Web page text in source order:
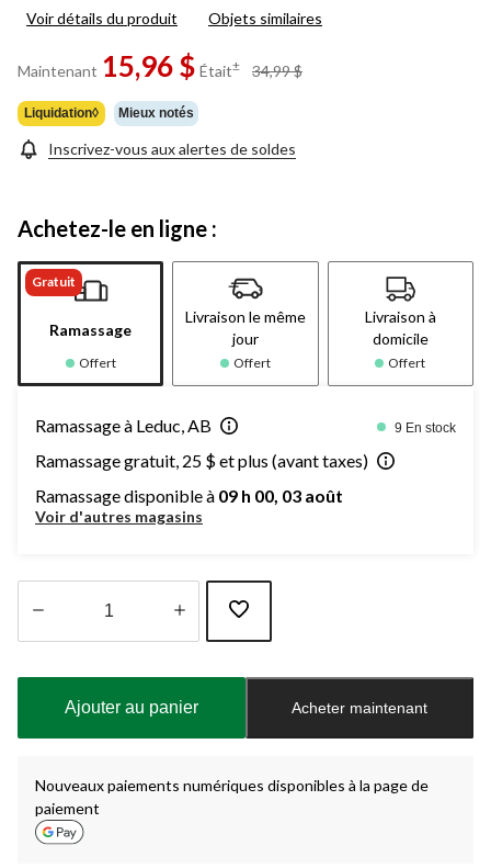
3613
Lien
vers
même
page.
Voir détails du produit Objets similaires
Maintenant 15,96 $ Était± 34,99 $
Liquidation◊ Mieux notés
Inscrivez-vous aux alertes de soldes
Achetez-le en ligne :
Gratuit
Ramassage
Offert
Livraison le même
jour
Offert
Livraison à
domicile
Offert
Ramassage à Leduc, AB 9 En stock
Ramassage gratuit, 25 $ et plus (avant taxes)
Ramassage disponible à 09 h 00, 03 août
Voir d'autres magasins
à
Ajouter au panier Acheter maintenant
Nouveaux paiements numériques disponibles à la page de
paiement